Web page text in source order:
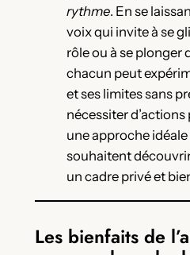
rythme. En se
voix qui invite à se
rôle ou à se plonger
chacun peut
et ses limites sans
nécessiter d’actions
une approche
souhaitent
un cadre privé et
Les bienfaits de